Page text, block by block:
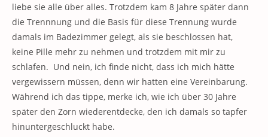
liebe sie alle über alles. Trotzdem kam 8 Jahre später dann
die Trennnung und die Basis für diese Trennung wurde
damals im Badezimmer gelegt, als sie beschlossen hat,
keine Pille mehr zu nehmen und trotzdem mit mir zu
schlafen. Und nein, ich finde nicht, dass ich mich hätte
vergewissern müssen, denn wir hatten eine Vereinbarung.
Während ich das tippe, merke ich, wie ich über 30 Jahre
später den Zorn wiederentdecke, den ich damals so tapfer
hinuntergeschluckt habe.